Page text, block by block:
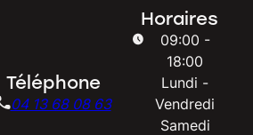
Téléphone
04 13 68 08 63
Horaires
09:00 -
18:00
Lundi -
Vendredi
Samedi